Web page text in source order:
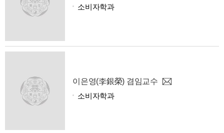
소비자학과
이은영(李銀榮) 겸임교수
소비자학과